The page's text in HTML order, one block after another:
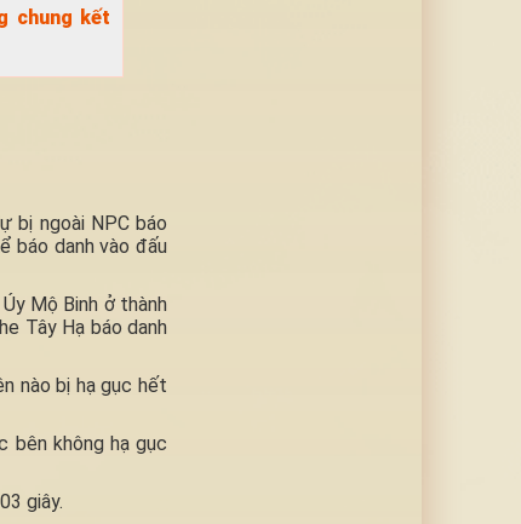
chung kết
bị ngoài NPC báo
báo danh vào đấu
Mộ Binh ở thành
Tây Hạ báo danh
nào bị hạ gục hết
bên không hạ gục
giây.